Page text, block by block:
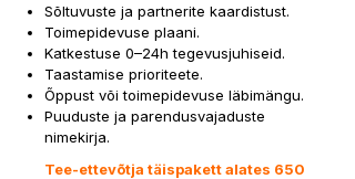
Sõltuvuste ja partnerite kaardistust.
Toimepidevuse plaani.
Katkestuse 0–24h tegevusjuhiseid.
Taastamise prioriteete.
Õppust või toimepidevuse läbimängu.
Puuduste ja parendusvajaduste
nimekirja.
Tee-ettevõtja täispakett alates 650